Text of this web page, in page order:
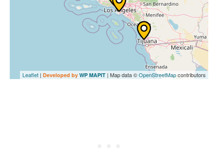
Leaflet | Developed by WP MAPIT | Map data ©OpenStreetMapcontributors